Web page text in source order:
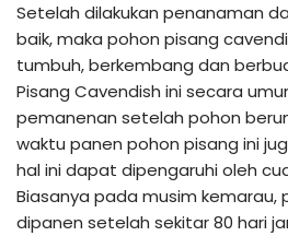
Setelah dilakukan penanaman
baik, maka pohon pisang
tumbuh, berkembang dan
Pisang Cavendish ini secara
pemanenan setelah pohon
waktu panen pohon pisang ini
hal ini dapat dipengaruhi oleh
Biasanya pada musim kemarau,
dipanen setelah sekitar 80 hari